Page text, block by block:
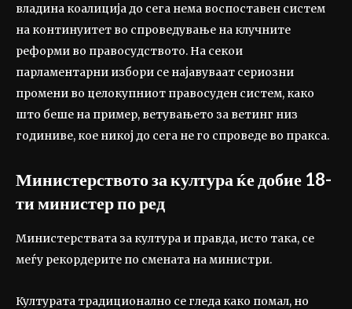
владина коалиција до сега нема воспоставен систем
на континуитет во спроведување на клучните
реформи во правосудството. На секои
парламентарни избори се најавуваат сериозни
промени во целокупниот правосуден систем, како
што беше на пример, ветувањето за ветинг низ
годиниве, кое никој до сега не го спроведе во пракса.
Министерството за култура ќе добие 18-
ти министер по ред
Министерствата за култура и правда, исто така, се
меѓу рекордерите по смената на министри.
Културата традиционално се гледа како помал, но